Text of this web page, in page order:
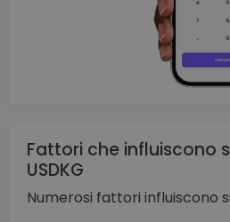
Fattori che influiscono
USDKG
Numerosi fattori influiscono